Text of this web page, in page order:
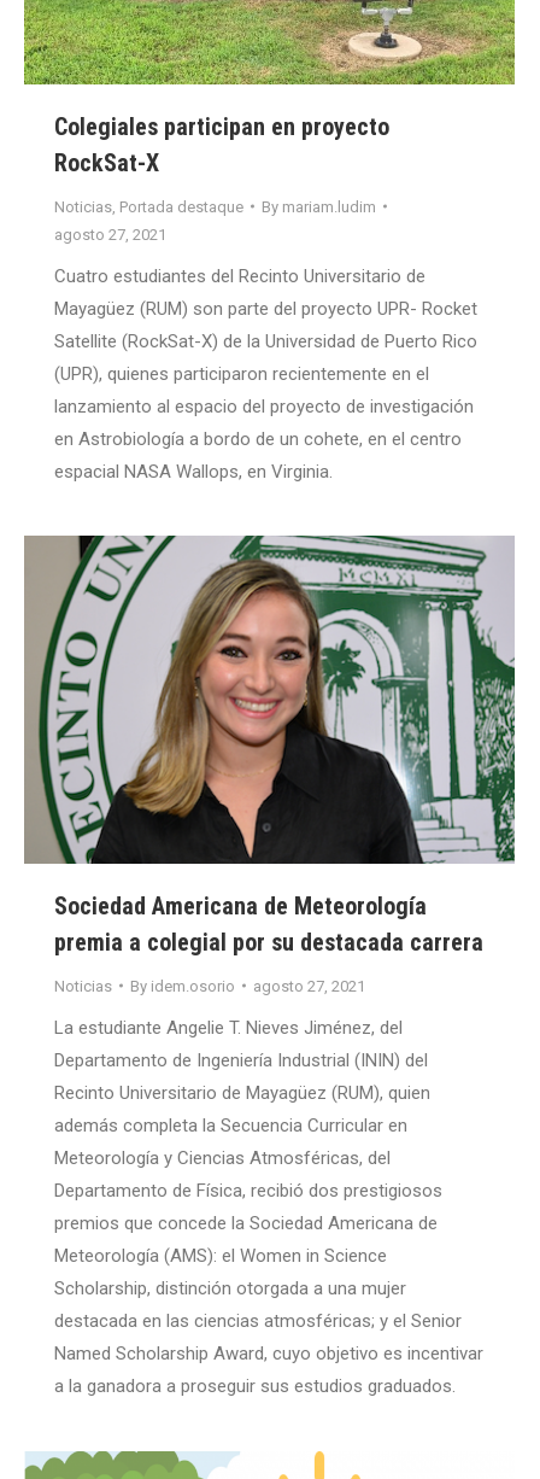
Colegiales participan en proyecto
RockSat-X
Noticias Portada destaque By mariam.ludim
agosto 27, 2021
Cuatro estudiantes del Recinto Universitario de
Mayagüez (RUM) son parte del proyecto UPR- Rocket
Satellite (RockSat-X) de la Universidad de Puerto Rico
(UPR), quienes participaron recientemente en el
lanzamiento al espacio del proyecto de investigación
en Astrobiología a bordo de un cohete, en el centro
espacial NASA Wallops, en Virginia.
Sociedad Americana de Meteorología
premia a colegial por su destacada carrera
Noticias By idem.osorio agosto 27, 2021
La estudiante Angelie T. Nieves Jiménez, del
Departamento de Ingeniería Industrial (ININ) del
Recinto Universitario de Mayagüez (RUM), quien
además completa la Secuencia Curricular en
Meteorología y Ciencias Atmosféricas, del
Departamento de Física, recibió dos prestigiosos
premios que concede la Sociedad Americana de
Meteorología (AMS): el Women in Science
Scholarship, distinción otorgada a una mujer
destacada en las ciencias atmosféricas; y el Senior
Named Scholarship Award, cuyo objetivo es incentivar
a la ganadora a proseguir sus estudios graduados.